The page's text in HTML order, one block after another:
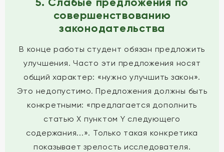
совершенствованию
законодательства
В конце работы студент обязан предложить
улучшения. Часто эти предложения носят
общий характер: «нужно улучшить закон».
Это недопустимо. Предложения должны быть
конкретными: «предлагается дополнить
статью Х пунктом Y следующего
содержания...». Только такая конкретика
показывает зрелость исследователя.